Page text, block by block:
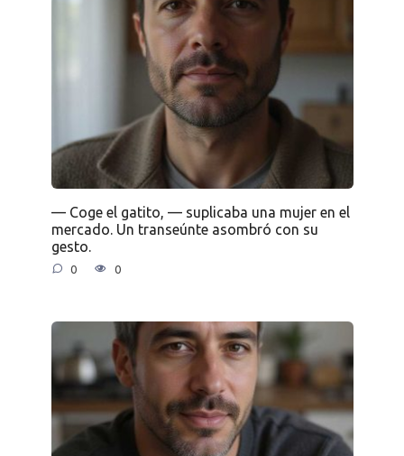
— Coge el gatito, — suplicaba una mujer en el
mercado. Un transeúnte asombró con su
gesto.
0 0